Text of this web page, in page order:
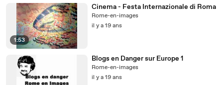
1:53
Cinema - Festa Internazionale di Roma
Rome-en-images
il y a 19 ans
Blogs en Danger sur Europe 1
Rome-en-images
il y a 19 ans